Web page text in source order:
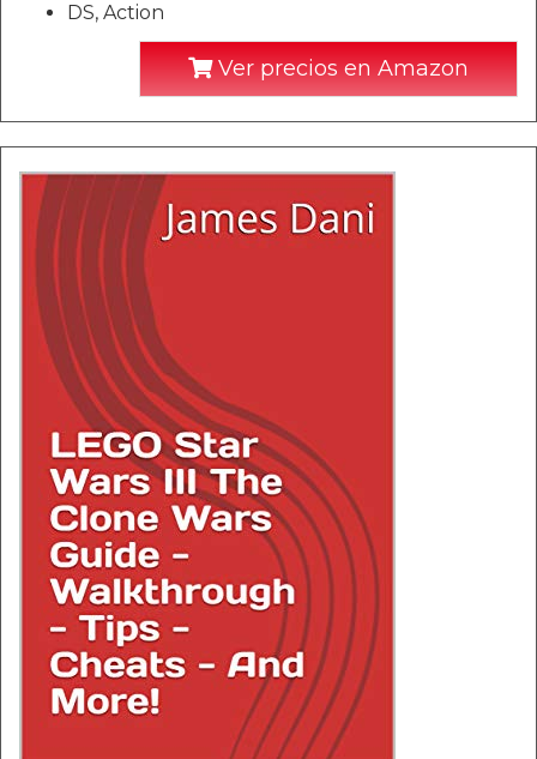
DS, Action
Ver precios en Amazon